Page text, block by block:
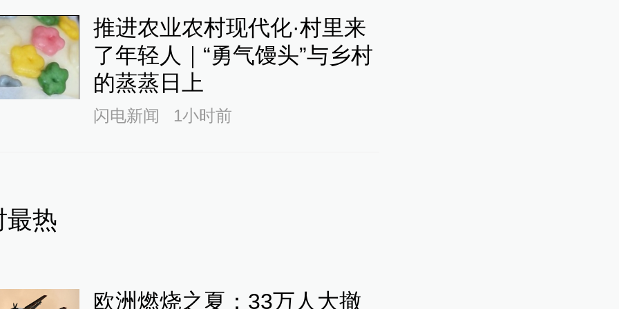
推进农业农村现代化·村里来
了年轻人｜“勇气馒头”与乡村
的蒸蒸日上
闪电新闻 1小时前
最热
欧洲燃烧之夏：33万人大撤